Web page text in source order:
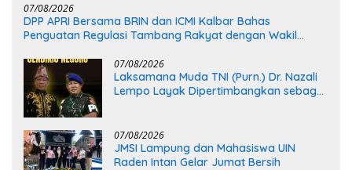
07/08/2026
DPP APRI Bersama BRIN dan ICMI Kalbar Bahas
Penguatan Regulasi Tambang Rakyat dengan Wakil
07/08/2026
Laksamana Muda TNI (Purn.) Dr. Nazali
Lempo Layak Dipertimbangkan sebagai
Penegakan Hukum
07/08/2026
JMSI Lampung dan Mahasiswa UIN
Raden Intan Gelar Jumat Bersih